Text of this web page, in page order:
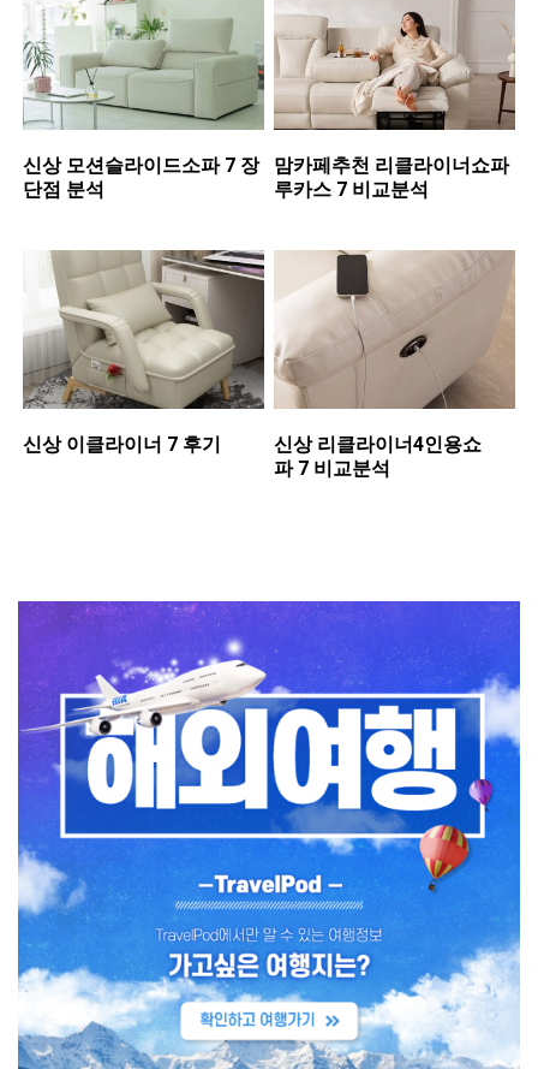
신상 ​모션슬라이드소파 7 장
단점 분석
맘카페추천 ​리클라이너쇼파
루카스 7 비교분석
신상 ​이클라이너 7 후기
신상 ​리클라이너4인용쇼
파 7 비교분석